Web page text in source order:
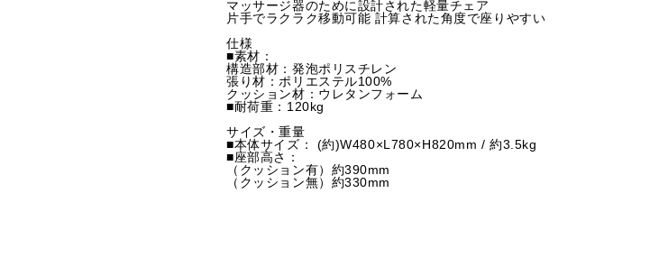
マッサージ器のために設計された軽量チェア
片手でラクラク移動可能 計算された角度で座りやすい
仕様
■素材：
構造部材：発泡ポリスチレン
張り材：ポリエステル100%
クッション材：ウレタンフォーム
■耐荷重：120kg
サイズ・重量
■本体サイズ： (約)W480×L780×H820mm / 約3.5kg
■座部高さ：
（クッション有）約390mm
（クッション無）約330mm